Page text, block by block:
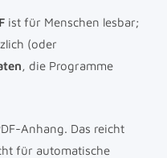
ist für Menschen lesbar;
(oder
, die Programme
Anhang. Das reicht
für automatische